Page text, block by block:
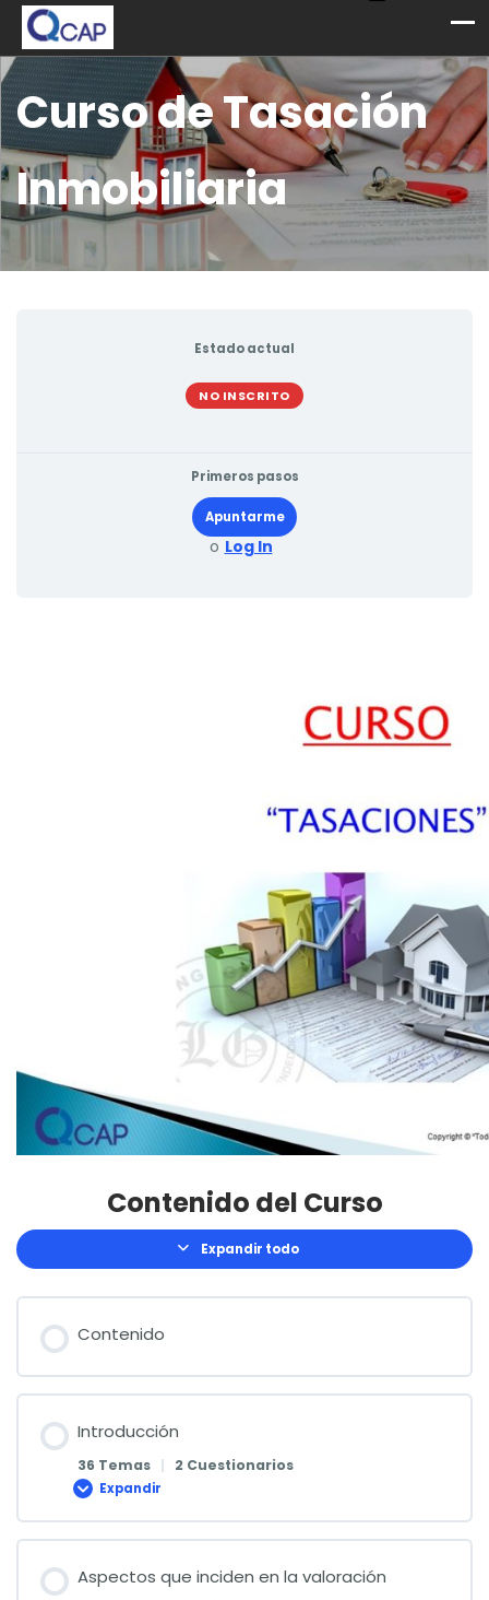
Curso de Tasación
Inmobiliaria
Estado actual
NO INSCRITO
Primeros pasos
Apuntarme
o Log In
Contenido del Curso
Expandir todo
Lecciones
Contenido
Introducción
36 Temas | 2 Cuestionarios
Expandir
Introducción
Aspectos que inciden en la valoración